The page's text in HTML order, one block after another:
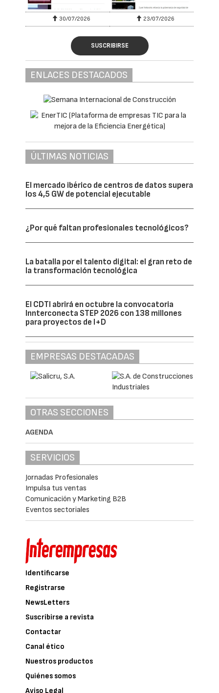
las empresas identifica la falta de
capacidades como la principal barrera para
mismo tiempo, el informe señala que cerca
del 40% de las competencias laborales
cambiarán antes de 2030, obligando a
organizaciones y profesionales a mantener
tecnológica está provocando que muchas
habilidades queden obsoletas en apenas
unos años, incrementando la presión sobre
los sistemas de formación. (Fuente: World
Economic Forum, Future of Jobs Report
2025).
Probablemente el principal motivo de la
entre la velocidad de innovación tecnológica
y la capacidad de los sistemas educativos
para adaptarse.
Hace apenas cinco años, perfiles como
ingeniero de IA generativa, especialista en
MLOps, arquitecto FinOps o experto en
gobernanza de inteligencia artificial apenas
existían en el mercado laboral. Hoy figuran
entre los más demandados por grandes
empresas y administraciones públicas.
La irrupción de la inteligencia artificial
generativa ha acelerado aún más esta
tendencia. Las organizaciones no solo
necesitan desarrolladores capaces de crear
modelos de IA, sino también expertos en
calidad del dato, seguridad de modelos,
cumplimiento normativo, ética de la IA,
automatización inteligente o integración de
agentes autónomos en procesos
empresariales.
La consecuencia es que universidades,
programas de especialización deben revisar
constantemente sus contenidos para
responder a una demanda que cambia
La propia Comisión Europea reconoce en el
que la evolución de las capacidades digitales
no avanza al mismo ritmo que la adopción
tecnológica, lo que supone uno de los
mayores riesgos para la competitividad
europea.
El déficit de vocaciones STEM continúa